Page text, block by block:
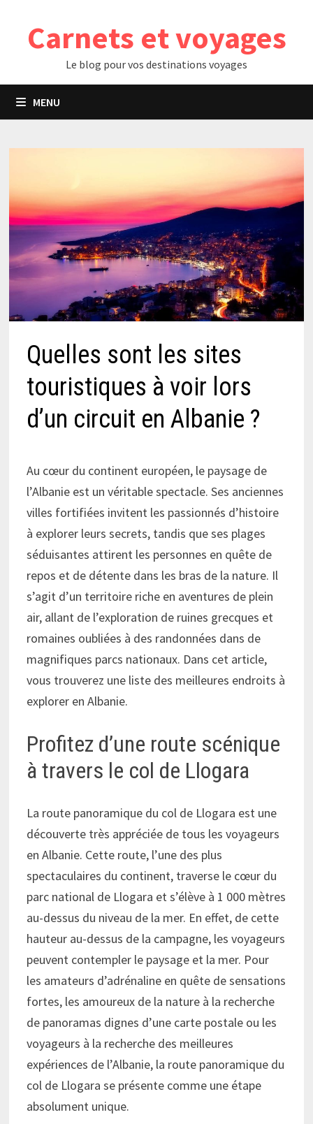
contenuCarnets et voyages
Le blog pour vos destinations voyages
MENU
Quelles sont les sites
touristiques à voir lors
d’un circuit en Albanie ?
Au cœur du continent européen, le paysage de
l’Albanie est un véritable spectacle. Ses anciennes
villes fortifiées invitent les passionnés d’histoire
à explorer leurs secrets, tandis que ses plages
séduisantes attirent les personnes en quête de
repos et de détente dans les bras de la nature. Il
s’agit d’un territoire riche en aventures de plein
air, allant de l’exploration de ruines grecques et
romaines oubliées à des randonnées dans de
magnifiques parcs nationaux. Dans cet article,
vous trouverez une liste des meilleures endroits à
explorer en Albanie.
Profitez d’une route scénique
à travers le col de Llogara
La route panoramique du col de Llogara est une
découverte très appréciée de tous les voyageurs
en Albanie. Cette route, l’une des plus
spectaculaires du continent, traverse le cœur du
parc national de Llogara et s’élève à 1 000 mètres
au-dessus du niveau de la mer. En effet, de cette
hauteur au-dessus de la campagne, les voyageurs
peuvent contempler le paysage et la mer. Pour
les amateurs d’adrénaline en quête de sensations
fortes, les amoureux de la nature à la recherche
de panoramas dignes d’une carte postale ou les
voyageurs à la recherche des meilleures
expériences de l’Albanie, la route panoramique du
col de Llogara se présente comme une étape
absolument unique.